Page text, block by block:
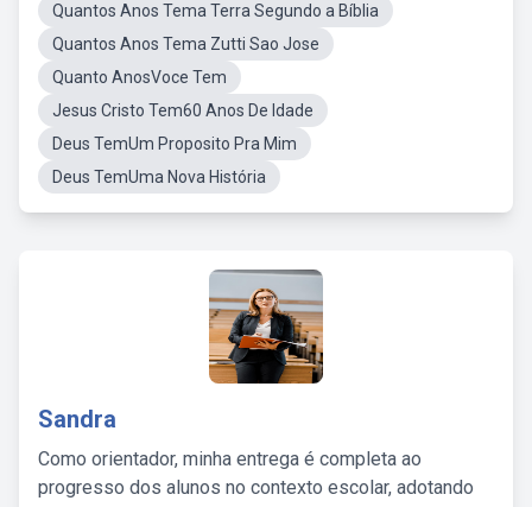
Quantos Anos Tema Terra Segundo a Bíblia
Quantos Anos Tema Zutti Sao Jose
Quanto AnosVoce Tem
Jesus Cristo Tem60 Anos De Idade
Deus TemUm Proposito Pra Mim
Deus TemUma Nova História
Sandra
Como orientador, minha entrega é completa ao
progresso dos alunos no contexto escolar, adotando